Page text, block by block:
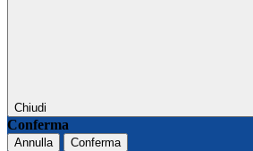
Chiudi
Conferma
Annulla Conferma